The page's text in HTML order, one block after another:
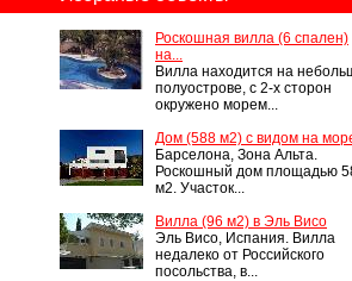
Роскошная вилла (6 спален)
на...
Вилла находится на
полуострове, с 2-х сторон
окружено морем...
Дом (588 м2) с видом на
Барселона, Зона Альта.
Роскошный дом площадью
м2. Участок...
Вилла (96 м2) в Эль Висо
Эль Висо, Испания. Вилла
недалеко от Российского
посольства, в...